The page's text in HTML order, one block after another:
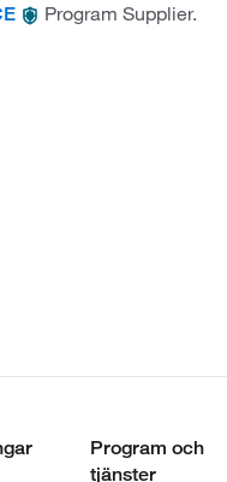
Program Supplier.
Program och
tjänster